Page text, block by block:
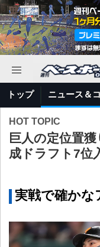
トップ ニュース＆
HOT TOPIC
巨人の定位置
成ドラフト7位
実戦で確かな